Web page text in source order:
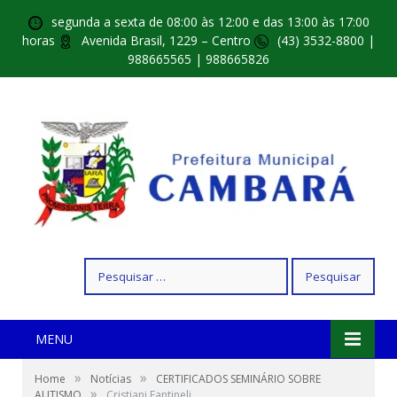
segunda a sexta de 08:00 às 12:00 e das 13:00 às 17:00
horas
Avenida Brasil, 1229 – Centro
(43) 3532-8800 |
988665565 | 988665826
por:
MENU
Home » Notícias »
CERTIFICADOS SEMINÁRIO SOBRE